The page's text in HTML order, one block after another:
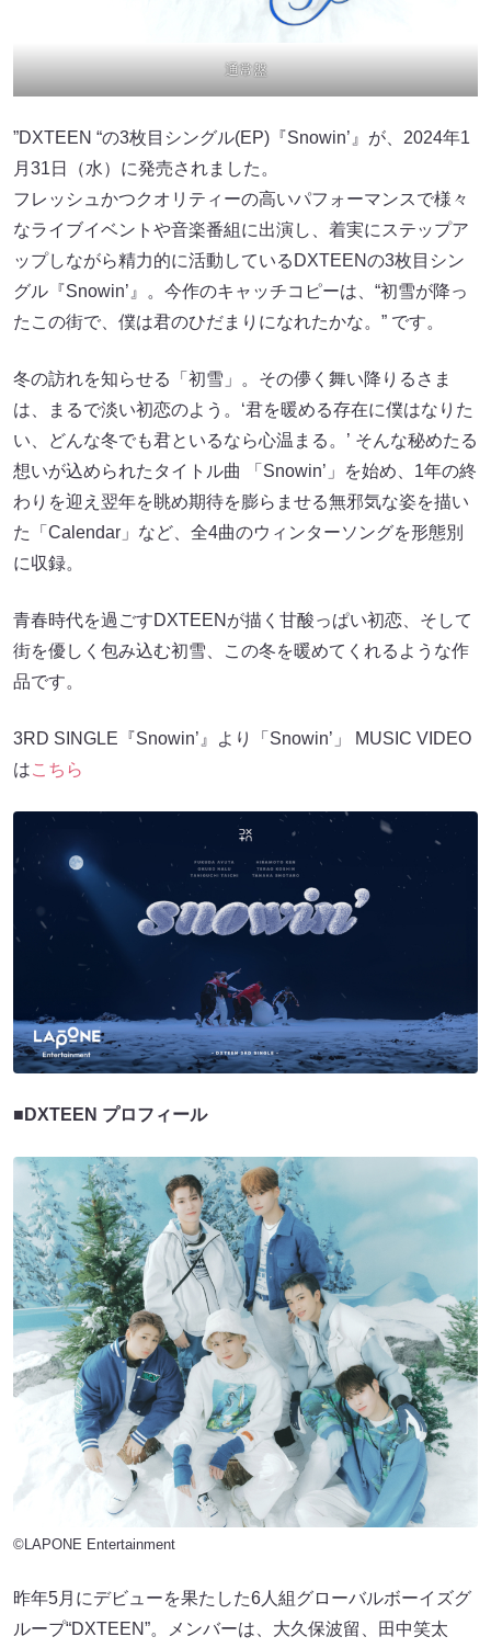
通常盤
”DXTEEN “の3枚目シングル(EP)『Snowin’』が、2024年1
月31日（水）に発売されました。
フレッシュかつクオリティーの高いパフォーマンスで様々
なライブイベントや音楽番組に出演し、着実にステップア
ップしながら精力的に活動しているDXTEENの3枚目シン
グル『Snowin’』。今作のキャッチコピーは、“初雪が降っ
たこの街で、僕は君のひだまりになれたかな。” です。
冬の訪れを知らせる「初雪」。その儚く舞い降りるさま
は、まるで淡い初恋のよう。‘君を暖める存在に僕はなりた
い、どんな冬でも君といるなら心温まる。’ そんな秘めたる
想いが込められたタイトル曲 「Snowin’」を始め、1年の終
わりを迎え翌年を眺め期待を膨らませる無邪気な姿を描い
た「Calendar」など、全4曲のウィンターソングを形態別
に収録。
⻘春時代を過ごすDXTEENが描く甘酸っぱい初恋、そして
街を優しく包み込む初雪、この冬を暖めてくれるような作
品です。
3RD SINGLE『Snowin’』より「Snowin’」 MUSIC VIDEO
はこちら
■DXTEEN プロフィール
©LAPONE Entertainment
昨年5月にデビューを果たした6人組グローバルボーイズグ
ループ“DXTEEN”。メンバーは、大久保波留、田中笑太